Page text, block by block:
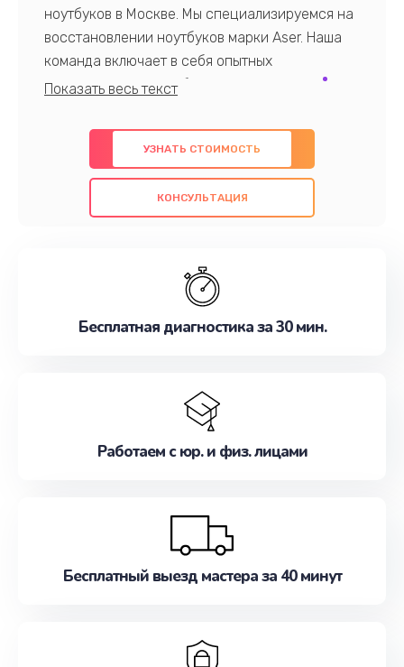
ноутбуков в Москве. Мы специализируемся на
восстановлении ноутбуков марки Aser. Наша
команда включает в себя опытных
профессионалов с обширными знаниями и
предлагаем быстрый и качественный ремонт с
использованием оригинальных компонентов, а
также гарантируем качество всех
проведенных работ. Наша цель - предоставить
наилучшим образом. Не медлите записаться на
УЗНАТЬ СТОИМОСТЬ
КОНСУЛЬТАЦИЯ
Бесплатная диагностика за 30 мин.
Работаем с юр. и физ. лицами
Бесплатный выезд мастера за 40 минут